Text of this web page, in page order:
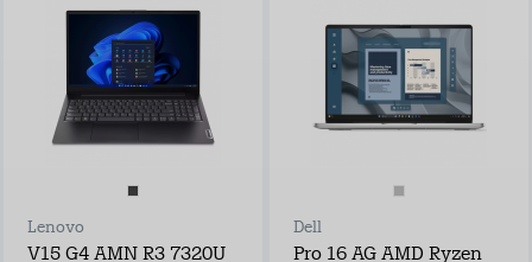
Lenovo
V15 G4 AMN R3 7320U
Dell
Pro 16 AG AMD Ryzen